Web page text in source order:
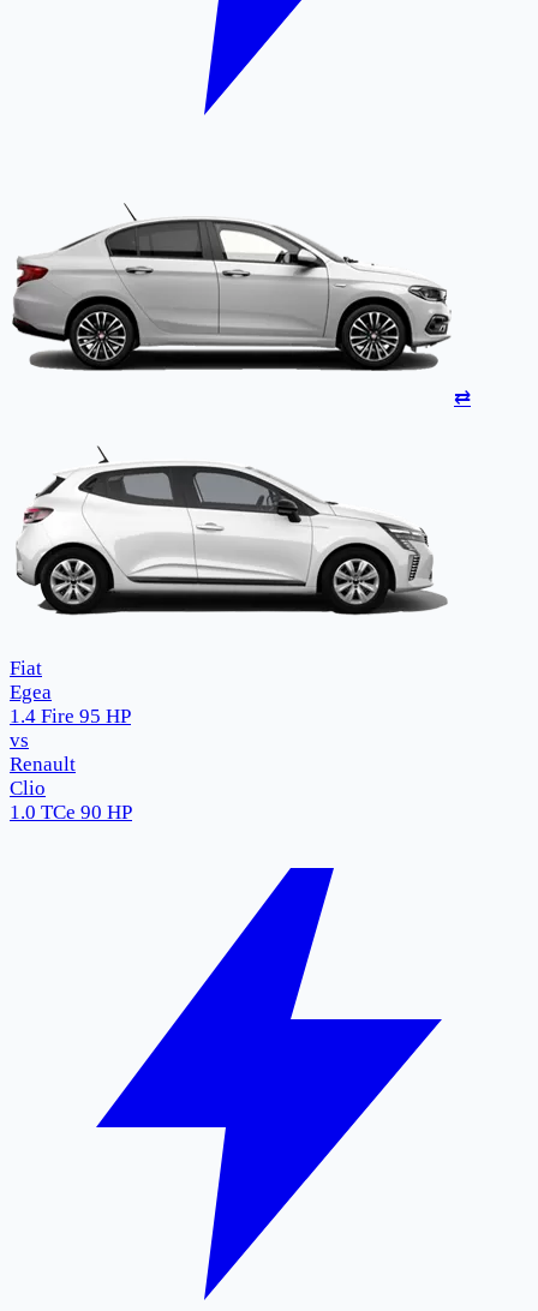
⇄
Fiat
Egea
1.4 Fire 95 HP
vs
Renault
Clio
1.0 TCe 90 HP